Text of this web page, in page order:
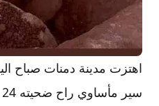
اهتزت مدينة دمنات صباح